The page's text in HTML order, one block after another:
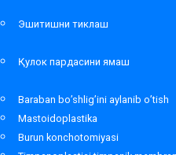
Эшитишни тиклаш
Қулок пардасини ямаш
Baraban bo’shlig’ini aylanib o’tish
Mastoidoplastika
Burun konchotomiyasi